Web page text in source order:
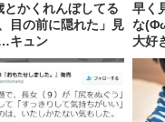
とかくれんぼしてる
目の前に隠れた」見
キュン
早く
な
大好